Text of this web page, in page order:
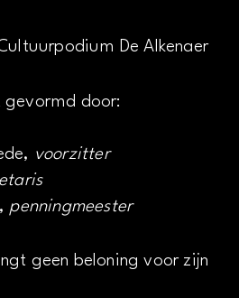
De Alkenaer
gevormd door:
voorzitter
penningmeester
geen beloning voor zijn